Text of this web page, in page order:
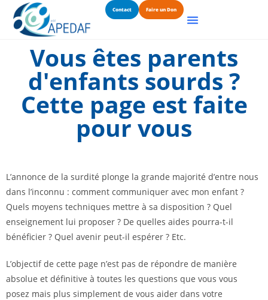
Contact Faire un Don
Vous êtes parents
d'enfants sourds ?
Cette page est faite
pour vous
L’annonce de la surdité plonge la grande majorité d’entre nous
dans l’inconnu : comment communiquer avec mon enfant ?
Quels moyens techniques mettre à sa disposition ? Quel
enseignement lui proposer ? De quelles aides pourra-t-il
bénéficier ? Quel avenir peut-il espérer ? Etc.
L’objectif de cette page n’est pas de répondre de manière
absolue et définitive à toutes les questions que vous vous
posez mais plus simplement de vous aider dans votre